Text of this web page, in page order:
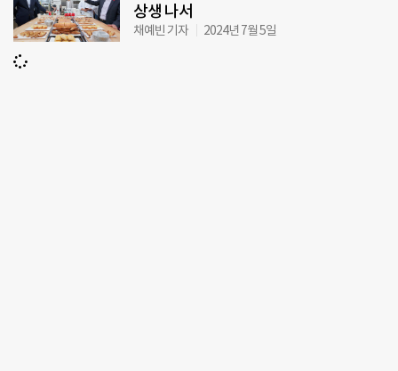
상생 나서
채예빈 기자 2024년 7월 5일